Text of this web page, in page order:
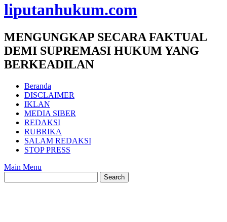
liputanhukum.com
MENGUNGKAP SECARA FAKTUAL
DEMI SUPREMASI HUKUM YANG
BERKEADILAN
Beranda
DISCLAIMER
IKLAN
MEDIA SIBER
REDAKSI
RUBRIKA
SALAM REDAKSI
STOP PRESS
Main Menu